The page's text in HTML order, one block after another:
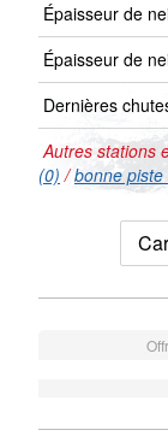
Épaisseur de
Épaisseur de
Dernières
Autres stations
(0) /bonne piste